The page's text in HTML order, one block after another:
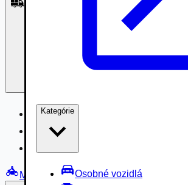
Kategórie
Osobné vozidlá
Nákladné vozidlá 3,5 - 7,5t
Nákladné vozidlá nad 7,5t
Motocykle